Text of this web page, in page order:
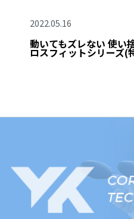
2022.05.16
動いてもズレない 使い
ロスフィットシリーズ(